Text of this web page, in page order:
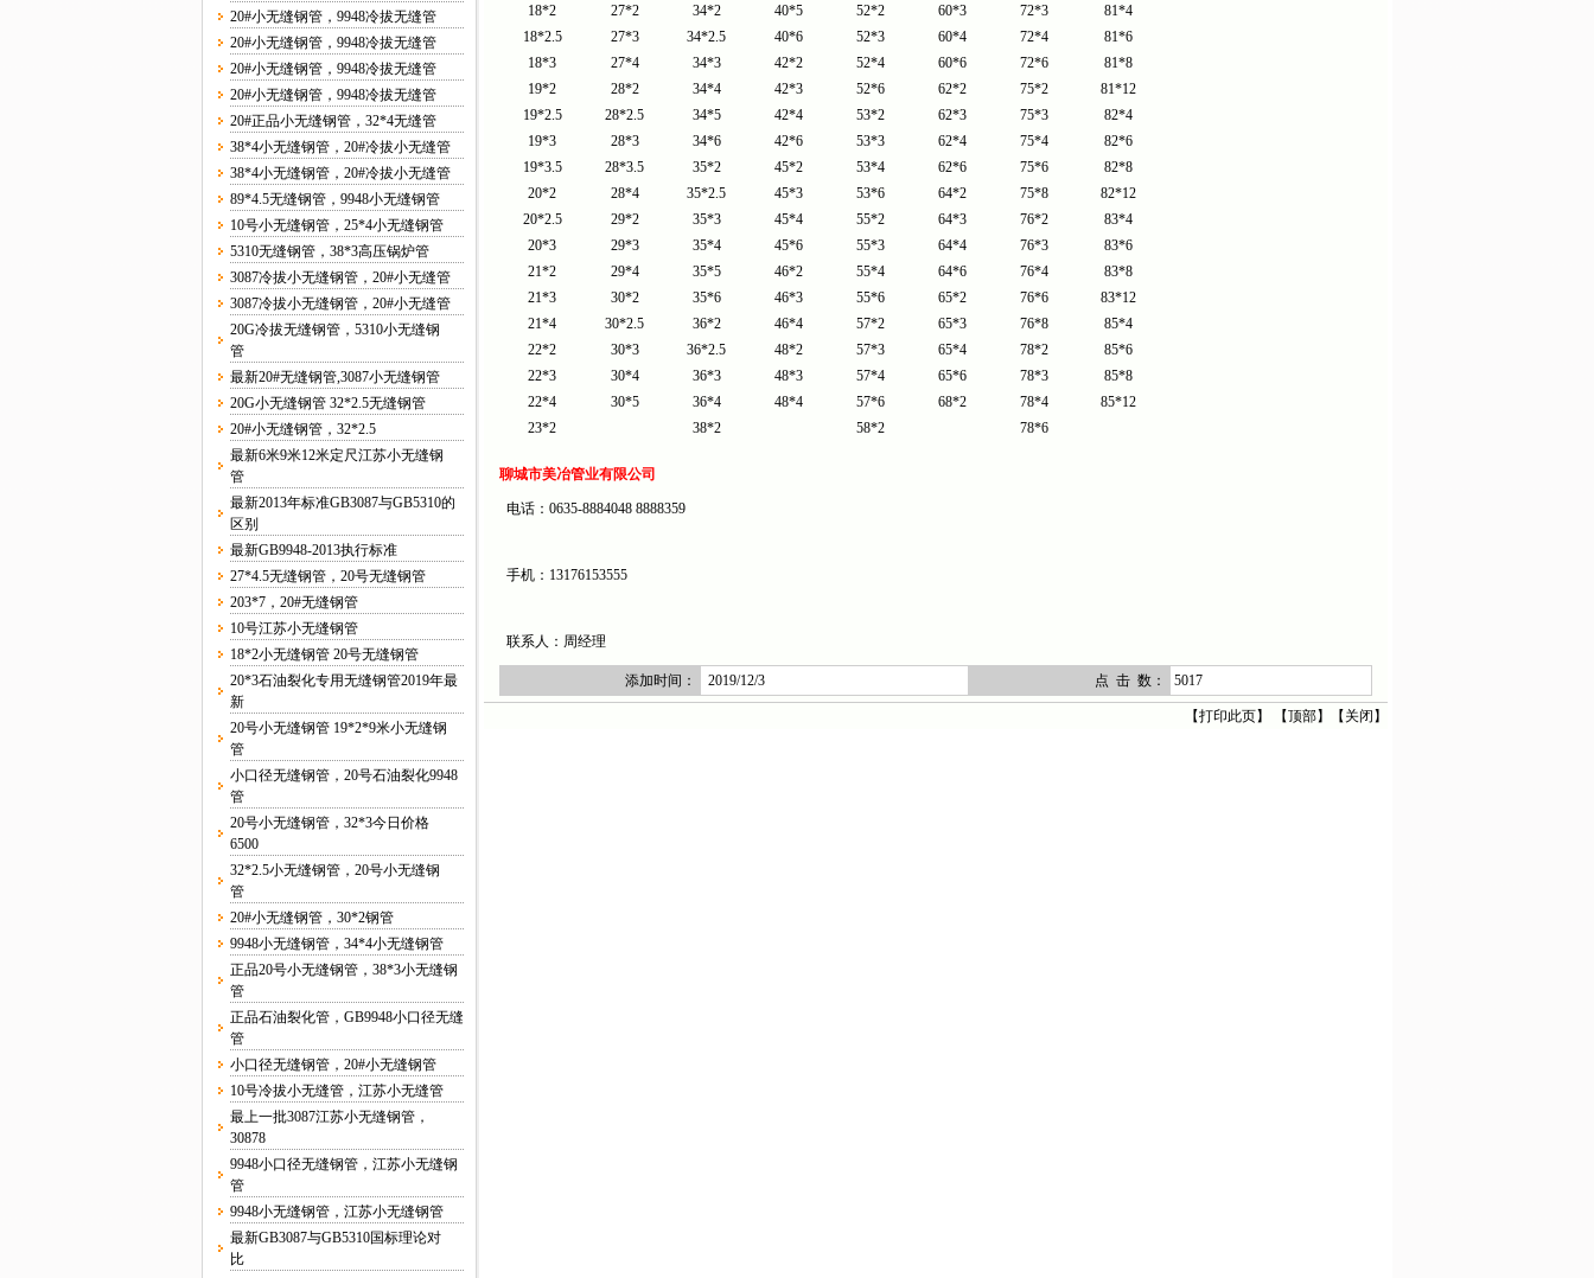
20#小无缝钢管，9948冷拔无缝管
20#小无缝钢管，9948冷拔无缝管
20#小无缝钢管，9948冷拔无缝管
20#小无缝钢管，9948冷拔无缝管
20#正品小无缝钢管，32*4无缝管
38*4小无缝钢管，20#冷拔小无缝管
38*4小无缝钢管，20#冷拔小无缝管
89*4.5无缝钢管，9948小无缝钢管
10号小无缝钢管，25*4小无缝钢管
5310无缝钢管，38*3高压锅炉管
3087冷拔小无缝钢管，20#小无缝管
3087冷拔小无缝钢管，20#小无缝管
20G冷拔无缝钢管，5310小无缝钢
管
最新20#无缝钢管,3087小无缝钢管
20G小无缝钢管 32*2.5无缝钢管
20#小无缝钢管，32*2.5
最新6米9米12米定尺江苏小无缝钢
管
最新2013年标准GB3087与GB5310的
区别
最新GB9948-2013执行标准
27*4.5无缝钢管，20号无缝钢管
203*7，20#无缝钢管
10号江苏小无缝钢管
18*2小无缝钢管 20号无缝钢管
20*3石油裂化专用无缝钢管2019年最
新
20号小无缝钢管 19*2*9米小无缝钢
管
小口径无缝钢管，20号石油裂化9948
管
20号小无缝钢管，32*3今日价格
6500
32*2.5小无缝钢管，20号小无缝钢
管
20#小无缝钢管，30*2钢管
9948小无缝钢管，34*4小无缝钢管
正品20号小无缝钢管，38*3小无缝钢
管
正品石油裂化管，GB9948小口径无缝
管
小口径无缝钢管，20#小无缝钢管
10号冷拔小无缝管，江苏小无缝管
最上一批3087江苏小无缝钢管，
30878
9948小口径无缝钢管，江苏小无缝钢
管
9948小无缝钢管，江苏小无缝钢管
最新GB3087与GB5310国标理论对
比
18*2
27*2 34*2 40*5 52*2 60*3 72*3
81*4
18*2.5
27*3 34*2.5 40*6 52*3 60*4 72*4
81*6
18*3
27*4 34*3 42*2 52*4 60*6 72*6
81*8
19*2
28*2 34*4 42*3 52*6 62*2 75*2
81*12
19*2.5
28*2.5 34*5 42*4 53*2 62*3 75*3
82*4
19*3
28*3 34*6 42*6 53*3 62*4 75*4
82*6
19*3.5
28*3.5 35*2 45*2 53*4 62*6 75*6
82*8
20*2
28*4 35*2.5 45*3 53*6 64*2 75*8
82*12
20*2.5
29*2 35*3 45*4 55*2 64*3 76*2
83*4
20*3
29*3 35*4 45*6 55*3 64*4 76*3
83*6
21*2
29*4 35*5 46*2 55*4 64*6 76*4
83*8
21*3
30*2 35*6 46*3 55*6 65*2 76*6
83*12
21*4
30*2.5 36*2 46*4 57*2 65*3 76*8
85*4
22*2
30*3 36*2.5 48*2 57*3 65*4 78*2
85*6
22*3
30*4 36*3 48*3 57*4 65*6 78*3
85*8
22*4
30*5 36*4 48*4 57*6 68*2 78*4
85*12
23*2
38*2 58*2 78*6
聊城市美冶管业有限公司
电话：0635-8884048 8888359
手机：13176153555
联系人：周经理
添加时间： 2019/12/3 点 击 数： 5017
【打印此页】 【顶部】【 关闭 】